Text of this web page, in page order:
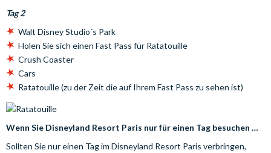
Tag 2
Walt Disney Studio´s Park
Holen Sie sich einen Fast Pass für Ratatouille
Crush Coaster
Cars
Ratatouille (zu der Zeit die auf Ihrem Fast Pass zu sehen ist)
Wenn Sie Disneyland Resort Paris nur für einen Tag besuchen …
Sollten Sie nur einen Tag im Disneyland Resort Paris verbringen,